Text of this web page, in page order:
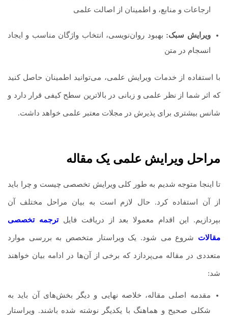
ارجاعات و منابع، و اطمینان از اصالت علمی
ویرایش سبک: بهبود روان‌نویسی، انتخاب واژگان مناسب و ایجاد
انسجام در متن
با استفاده از خدمات ویرایش علمی، می‌توانید اطمینان حاصل کنید
که اثر شما از نظر علمی و زبانی در بالاترین سطح کیفی قرار دارد و
شانس بیشتری برای پذیرش در مجلات معتبر علمی خواهد داشت.
مراحل ویرایش علمی یک مقاله
تا اینجا متوجه شدیم به طور کلی ویرایش تخصصی چیست و چرا باید
از آن استفاده کرد. حال لازم است به بیان مراحل مختلف آن
بپردازیم. این اقدام معمولا بعد از دریافت فایلترجمه تخصصی
مقالات شروع می شود. یک ویراستار متخصص به بررسی موارد
متعددی در مقاله می‌پردازد که برخی از آن‌ها در ادامه بیان خواهند
شد:
مقدمه اصلی مقاله، خلاصه نهایی و دیگر بخش‌های آن باید به
شکلی صحیح و هماهنگ با یکدیگر نوشته شده باشند. ویراستار